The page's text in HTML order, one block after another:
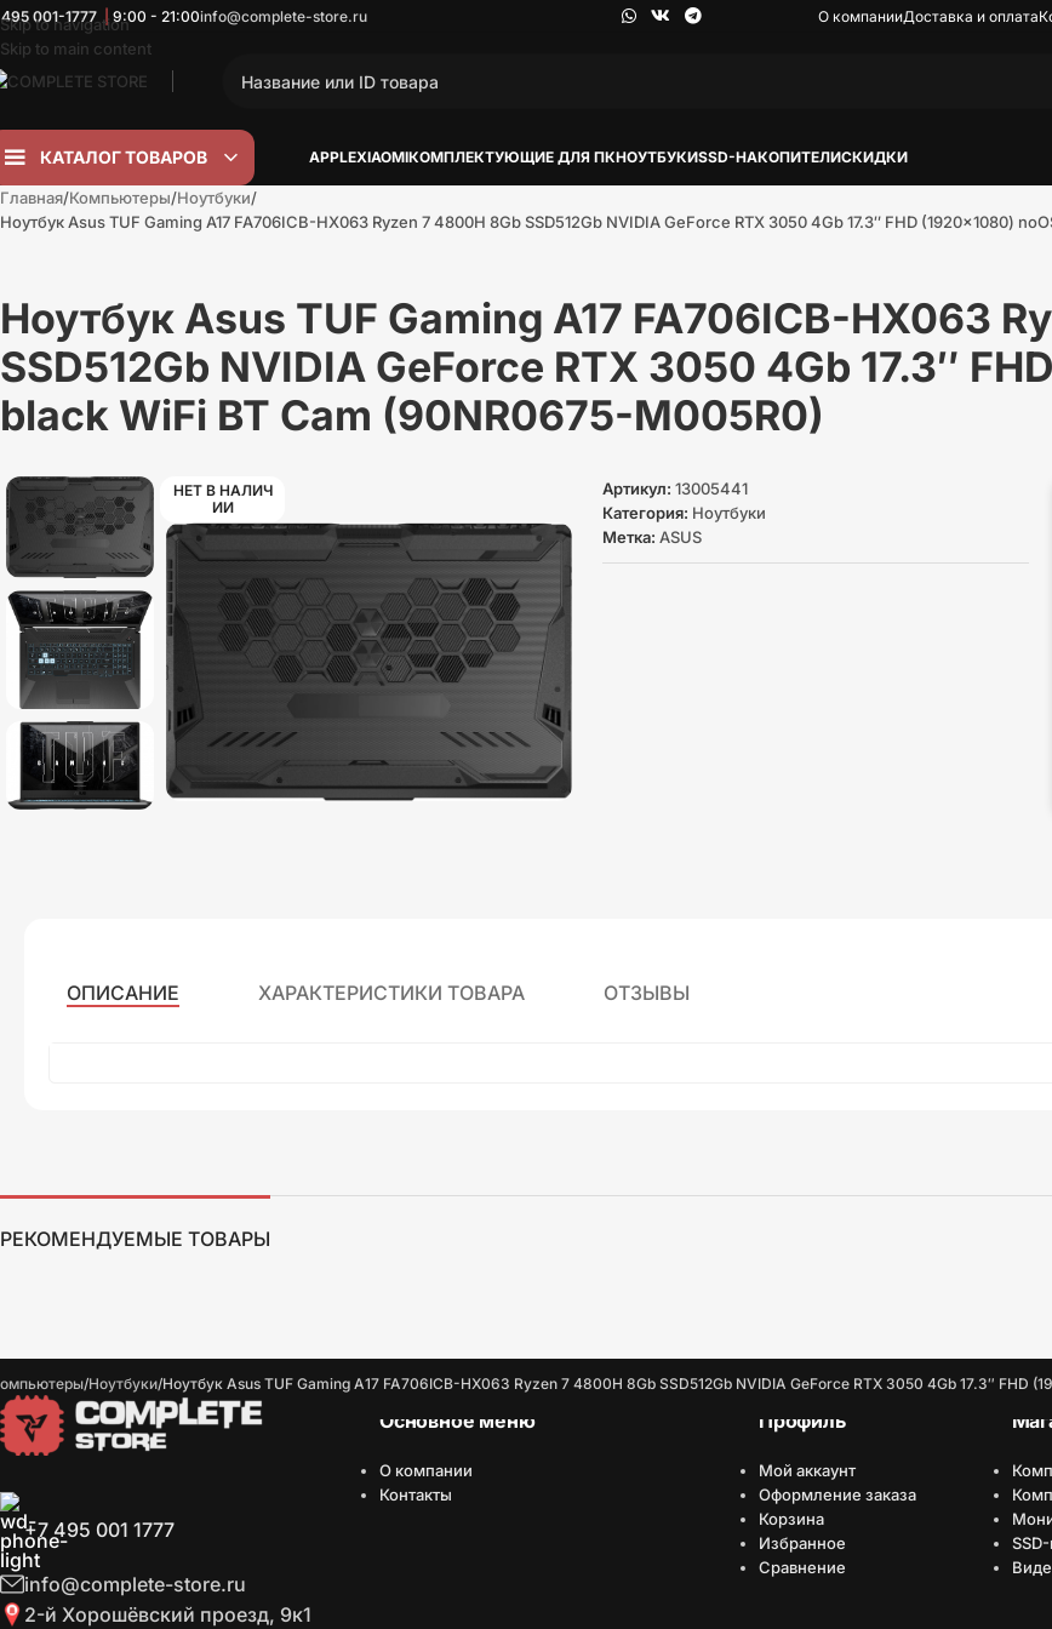
Skip to navigation
Skip to main content
001-1777 | 9:00 - 21:00info@complete-store.ru О компанииДоставка и оплата
КАТАЛОГ ТОВАРОВ APPLEXIAOMIКОМПЛЕКТУЮЩИЕ ДЛЯ ПКНОУТБУКИSSD-НАКОПИТЕЛИСКИДКИ
Главная Компьютеры Ноутбуки
Ноутбук Asus TUF Gaming A17 FA706ICB-HX063 Ryzen 7 4800H 8Gb SSD512Gb NVIDIA GeForce RTX 3050 4Gb 17.3″ FHD (1920×1080)
Ноутбук Asus TUF Gaming A17 FA706ICB-HX063
SSD512Gb NVIDIA GeForce RTX 3050 4Gb 17.3″
black WiFi BT Cam (90NR0675-M005R0)
НЕТ В НАЛИЧ
ИИ
Артикул: 13005441
Категория: Ноутбуки
Метка: ASUS
ОПИСАНИЕ ХАРАКТЕРИСТИКИ ТОВАРА ОТЗЫВЫ
РЕКОМЕНДУЕМЫЕ ТОВАРЫ
Ноутбуки Ноутбук Asus TUF Gaming A17 FA706ICB-HX063 Ryzen 7 4800H 8Gb SSD512Gb NVIDIA GeForce RTX 3050 4Gb 17.3″ FHD
+7 495 001 1777
info@complete-store.ru
2-й Хорошёвский проезд, 9к1
Основное меню
О компании
Контакты
Профиль
Мой аккаунт
Оформление заказа
Корзина
Избранное
Сравнение